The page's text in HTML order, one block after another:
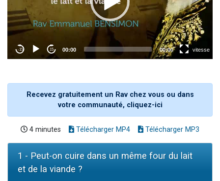
Recevez gratuitement un Rav chez vous ou dans
votre communauté, cliquez-ici
4 minutes Télécharger MP4 Télécharger MP3
1 - Peut-on cuire dans un même four du lait
et de la viande ?